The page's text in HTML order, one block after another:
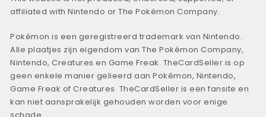
affiliated with Nintendo or The Pokémon Company.
Pokémon is een geregistreerd trademark van Nintendo.
Alle plaatjes zijn eigendom van The Pokémon Company,
Nintendo, Creatures en Game Freak. TheCardSeller is op
geen enkele manier gelieerd aan Pokémon, Nintendo,
Game Freak of Creatures. TheCardSeller is een fansite en
kan niet aansprakelijk gehouden worden voor enige
schade.